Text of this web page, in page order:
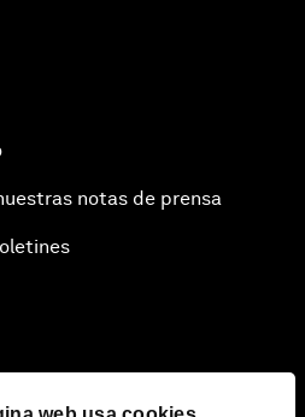
notas de prensa